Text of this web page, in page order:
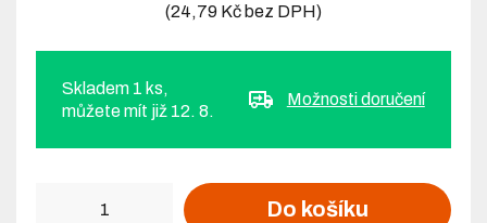
(24,79 Kč bez DPH)
Skladem 1 ks,
můžete mít již 12. 8.
Možnosti doručení
Do košíku